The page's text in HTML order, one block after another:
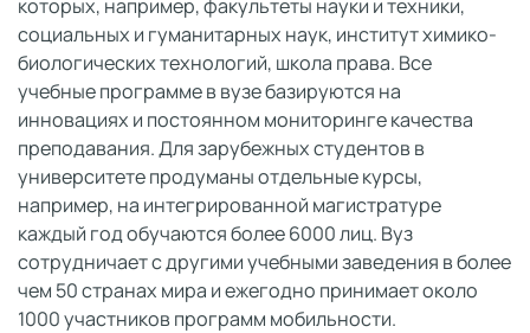
которых, например, факультеты науки и техники,
социальных и гуманитарных наук, институт химико-
биологических технологий, школа права. Все
учебные программе в вузе базируются на
инновациях и постоянном мониторинге качества
преподавания. Для зарубежных студентов в
университете продуманы отдельные курсы,
например, на интегрированной магистратуре
каждый год обучаются более 6000 лиц. Вуз
сотрудничает с другими учебными заведения в более
чем 50 странах мира и ежегодно принимает около
1000 участников программ мобильности.